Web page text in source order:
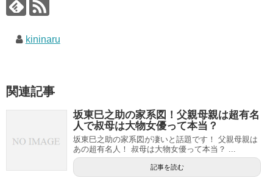
kininaru
関連記事
坂東巳之助の家系図！父親母親は超有名
人で叔母は大物女優って本当？
坂東巳之助の家系図が凄いと話題です！ 父親母親は
あの超有名人！ 叔母は大物女優って本当？ ...
記事を読む